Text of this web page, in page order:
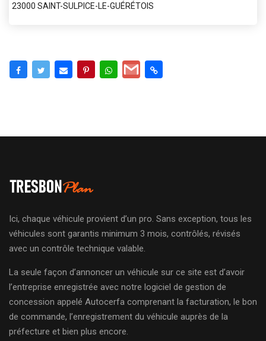
23000 SAINT-SULPICE-LE-GUÉRÉTOIS
Ici, chaque véhicule provient d’un pro. Sans exception, tous les
véhicules sont garantis minimum 3 mois, contrôlés, révisés
avec un contrôle technique valable.
La seule façon d’annoncer un véhicule sur ce site est d’avoir
l’entreprise enregistrée avec notre logiciel de gestion de
concession appelé Autocerfa comprenant la facturation, le bon
de commande, l’enregistrement du véhicule auprès de la
préfecture et bien plus encore.